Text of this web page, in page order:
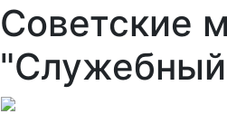
Советские
"Служебный